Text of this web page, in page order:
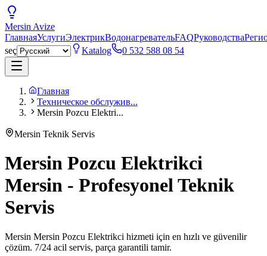
Mersin Avize
ГлавнаяУслугиЭлектрикВодонагревательFAQРуководства
seç
Katalog 0 532 588 08 54
Главная
Техническое обслужив...
Mersin Pozcu Elektri...
Mersin Teknik Servis
Mersin Pozcu Elektrikci
Mersin - Profesyonel Teknik
Servis
Mersin Mersin Pozcu Elektrikci hizmeti için en hızlı ve güvenilir
çözüm. 7/24 acil servis, parça garantili tamir.